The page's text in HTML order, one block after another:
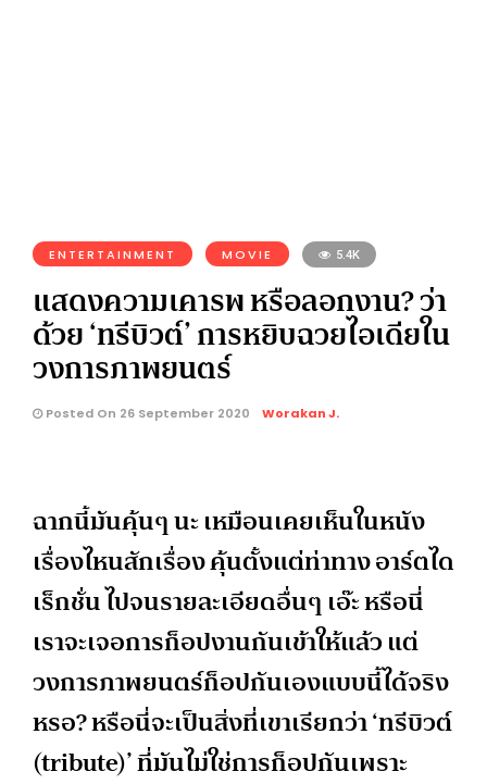
ENTERTAINMENT MOVIE 5.4K
แสดงความเคารพ หรือลอกงาน? ว่า
ด้วย ‘ทรีบิวต์’ การหยิบฉวยไอเดียใน
วงการภาพยนตร์
Posted On 26 September 2020 Worakan J.
ฉากนี้มันคุ้นๆ นะ เหมือนเคยเห็นในหนัง
เรื่องไหนสักเรื่อง คุ้นตั้งแต่ท่าทาง อาร์ตได
เร็กชั่น ไปจนรายละเอียดอื่นๆ เอ๊ะ หรือนี่
เราจะเจอการก็อปงานกันเข้าให้แล้ว แต่
วงการภาพยนตร์ก็อปกันเองแบบนี้ได้จริง
หรอ? หรือนี่จะเป็นสิ่งที่เขาเรียกว่า ‘ทรีบิวต์
(tribute)’ ที่มันไม่ใช่การก็อปกันเพราะ